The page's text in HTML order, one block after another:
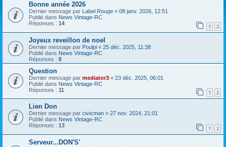
Bonne année 2026
Dernier message par Label Rouge « 08 janv. 2026, 12:51
Publié dans News Vintage-RC
Réponses : 14 1 2
Joyeux reveillon de noel
Dernier message par Poulpi « 25 déc. 2025, 11:38
Publié dans News Vintage-RC
Réponses : 8
Question
Dernier message par mediator3 « 23 déc. 2025, 06:01
Publié dans News Vintage-RC
Réponses : 11 1 2
Lien Don
Dernier message par civicman « 27 nov. 2024, 21:01
Publié dans News Vintage-RC
Réponses : 13 1 2
Serveur...DON'S'